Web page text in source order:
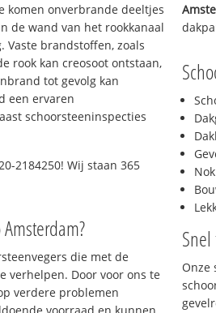
komen onverbrande deeltjes
de wand van het rookkanaal
Vaste brandstoffen, zoals
rook kan creosoot ontstaan,
tot gevolg kan
een ervaren
schoorsteeninspecties
2184250! Wij staan 365
die met de
verhelpen. Door voor ons te
verdere problemen
Onze